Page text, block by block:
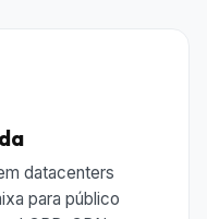
datacenters
para público